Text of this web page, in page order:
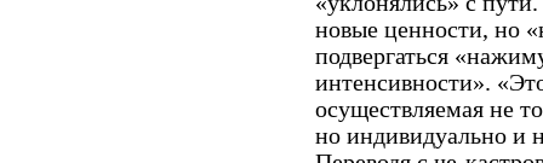
новые ценности, но
подвергаться
интенсивности».
осуществляемая не
но индивидуально и